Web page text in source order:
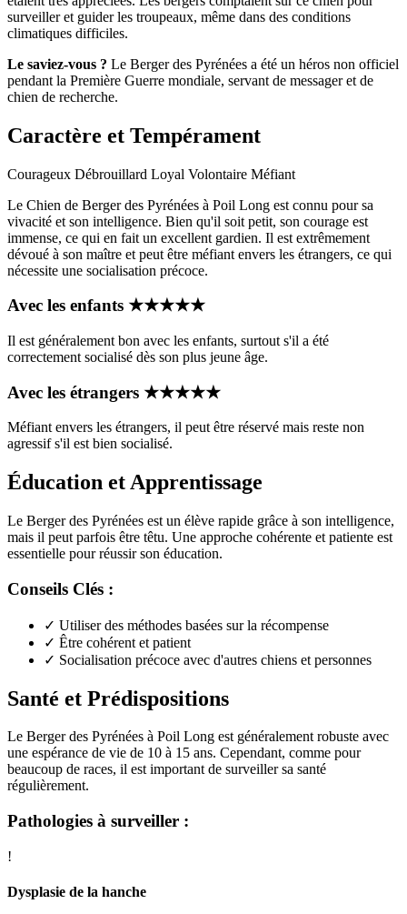
surveiller et guider les troupeaux, même dans des conditions
climatiques difficiles.
Le saviez-vous ? Le Berger des Pyrénées a été un héros non officiel
pendant la Première Guerre mondiale, servant de messager et de
chien de recherche.
Caractère et Tempérament
Courageux Débrouillard Loyal Volontaire Méfiant
Le Chien de Berger des Pyrénées à Poil Long est connu pour sa
vivacité et son intelligence. Bien qu'il soit petit, son courage est
immense, ce qui en fait un excellent gardien. Il est extrêmement
dévoué à son maître et peut être méfiant envers les étrangers, ce qui
nécessite une socialisation précoce.
Avec les enfants ★★★★★
Il est généralement bon avec les enfants, surtout s'il a été
correctement socialisé dès son plus jeune âge.
Avec les étrangers ★★★★★
Méfiant envers les étrangers, il peut être réservé mais reste non
agressif s'il est bien socialisé.
Éducation et Apprentissage
Le Berger des Pyrénées est un élève rapide grâce à son intelligence,
mais il peut parfois être têtu. Une approche cohérente et patiente est
essentielle pour réussir son éducation.
Conseils Clés :
✓ Utiliser des méthodes basées sur la récompense
✓ Être cohérent et patient
✓ Socialisation précoce avec d'autres chiens et personnes
Santé et Prédispositions
Le Berger des Pyrénées à Poil Long est généralement robuste avec
une espérance de vie de 10 à 15 ans. Cependant, comme pour
beaucoup de races, il est important de surveiller sa santé
régulièrement.
Pathologies à surveiller :
!
Dysplasie de la hanche